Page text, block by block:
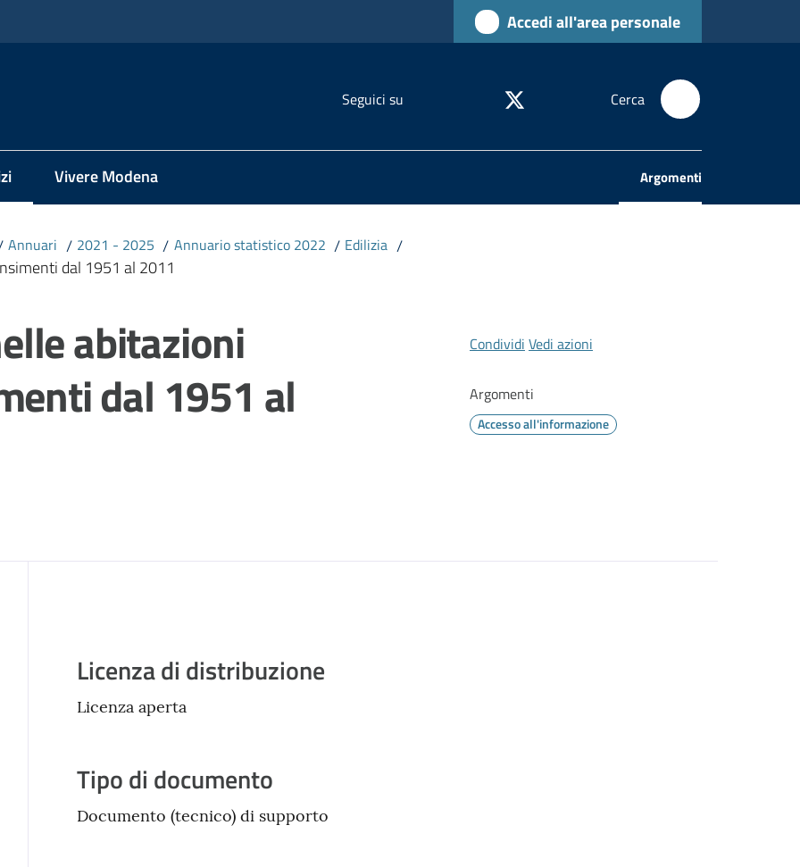
Accedi all'area personale
Seguici su Cerca
selezionatoVivere Modena Argomenti
Menu selezionato
Annuari / 2021 - 2025 / Annuario statistico 2022 / Edilizia /
dal 1951 al 2011
abitazioni
dal 1951 al
Condividi Vedi azioni
Argomenti
Accesso all'informazione
Descrizione
Licenza di distribuzione
Licenza aperta
Tipo di documento
Documento (tecnico) di supporto